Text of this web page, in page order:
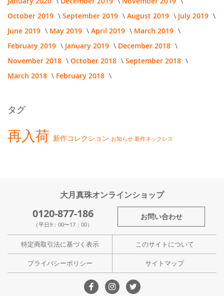
October 2019
September 2019 August 2019
July 2019
June 2019
May 2019 April 2019
March 2019
February 2019
January 2019
December 2018
November 2018
October 2018
September 2018
March 2018
February 2018
タグ
再入荷 新作コレクション お知らせ 新作ネックレス
大月真珠オンラインショップ
0120-877-186
（平日9：00〜17：00）
お問い合わせ
特定商取引法に基づく表示 このサイトについて
プライバシーポリシー サイトマップ